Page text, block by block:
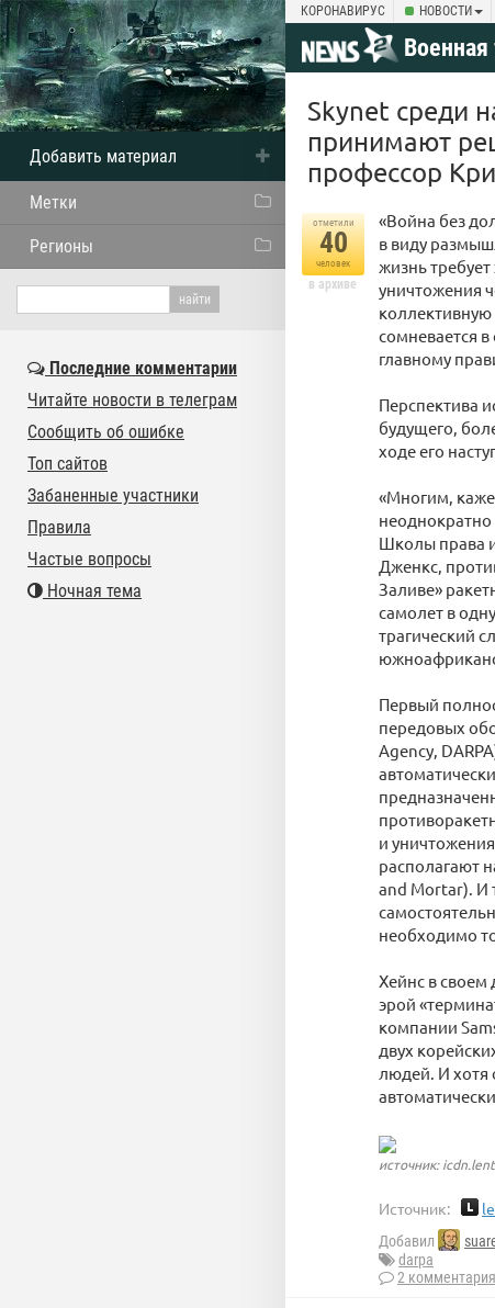
КОРОНАВИРУС НОВОСТИ
Военная
Skynet среди
принимают
профессор
отметили
40
человек
в архиве
«Война без
в виду
жизнь
уничтожения
сомневается
главному
Перспектива
будущего,
ходе его
«Многим,
Школы права
Дженкс,
Заливе»
самолет в
трагический
Первый
передовых
Agency,
и
располагают
and Mortar). И
необходимо
Хейнс в
эрой
компании
двух
людей. И хотя
источник:
Источник:
Добавил
darpa
2 комментария
Добавить материал
Метки
Регионы
Последние комментарии
Читайте новости в телеграм
Сообщить об ошибке
Топ сайтов
Забаненные участники
Правила
Частые вопросы
Ночная тема